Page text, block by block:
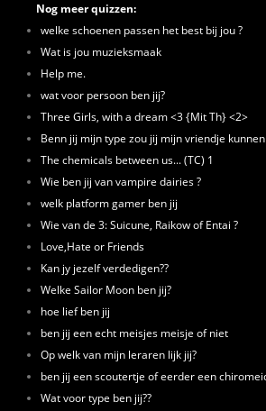
Nog meer quizzen:
welke schoenen passen het best bij jou ?
Wat is jou muzieksmaak
Help me.
wat voor persoon ben jij?
Three Girls, with a dream <3 {Mit Th} <2>
Benn jij mijn type zou jij mijn vriendje
The chemicals between us... (TC) 1
Wie ben jij van vampire dairies ?
welk platform gamer ben jij
Wie van de 3: Suicune, Raikow of Entai ?
Love,Hate or Friends
Kan jy jezelf verdedigen??
Welke Sailor Moon ben jij?
hoe lief ben jij
ben jij een echt meisjes meisje of niet
Op welk van mijn leraren lijk jij?
ben jij een scoutertje of eerder een
Wat voor type ben jij??